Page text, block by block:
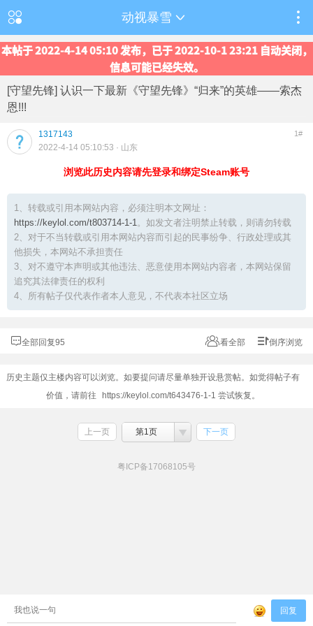
动视暴雪
本帖于 2022-4-14 05:10 发布，已于 2022-10-1 23:21 自动关闭，
信息可能已经失效。
[守望先锋] 认识一下最新《守望先锋》“归来”的英雄——索杰
恩!!!
1317143 1#
2022-4-14 05:10:53 · 山东
浏览此历史内容请先登录和绑定Steam账号
1、转载或引用本网站内容，必须注明本文网址：
https://keylol.com/t803714-1-1。如发文者注明禁止转载，则请勿转载
2、对于不当转载或引用本网站内容而引起的民事纷争、行政处理或其
他损失，本网站不承担责任
3、对不遵守本声明或其他违法、恶意使用本网站内容者，本网站保留
追究其法律责任的权利
4、所有帖子仅代表作者本人意见，不代表本社区立场
全部回复95 看全部 倒序浏览
历史主题仅主楼内容可以浏览。如要提问请尽量单独开设悬赏帖。如觉得帖子有
价值，请前往
https://keylol.com/t643476-1-1 尝试恢复。
上一页 第1页 下一页
粤ICP备17068105号